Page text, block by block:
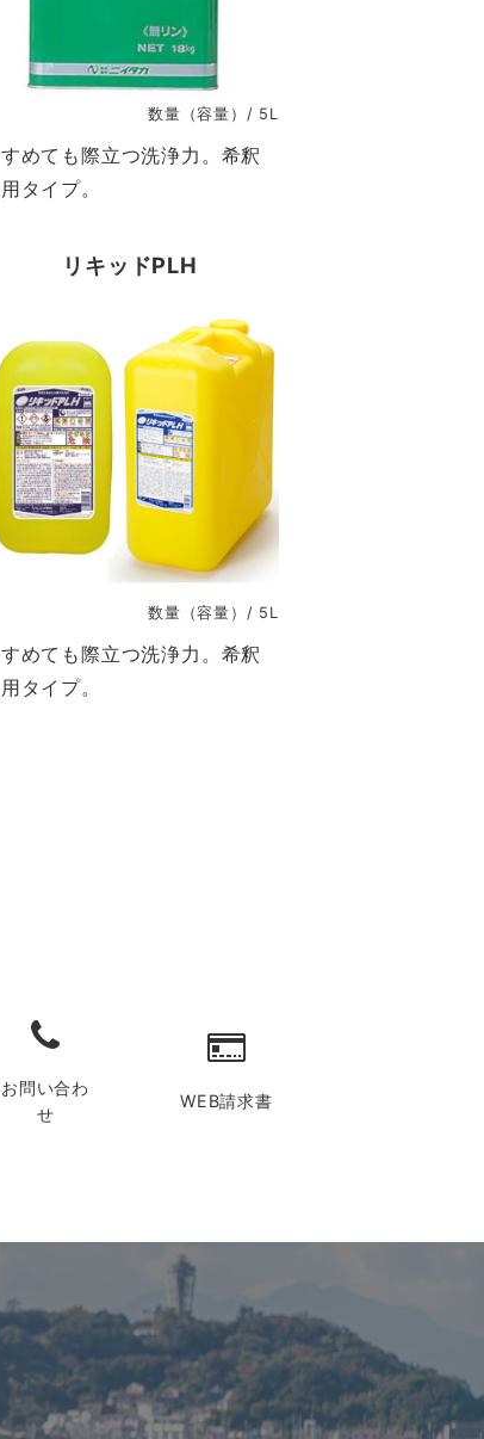
数量（容量）/ 5L
すめても際立つ洗浄力。希釈
タイプ。
リキッドPLH
数量（容量）/ 5L
すめても際立つ洗浄力。希釈
タイプ。
お問い合わ
せ
WEB請求書